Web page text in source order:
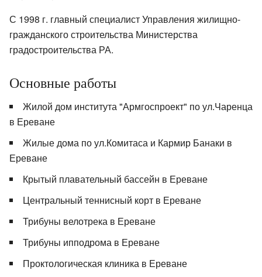
С 1998 г. главный специалист Управления жилищно-
гражданского строительства Министерства
градостроительства РА.
Основные работы
Жилой дом института "Армгоспроект" по ул.Чаренца
в Ереване
Жилые дома по ул.Комитаса и Кармир Банаки в
Ереване
Крытый плавательный бассейн в Ереване
Центральный теннисный корт в Ереване
Трибуны велотрека в Ереване
Трибуны ипподрома в Ереване
Проктологическая клиника в Ереване